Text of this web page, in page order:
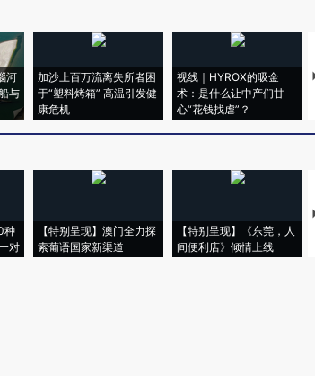
河
与
加沙上百万流离失所者困
于“塑料烤箱” 高温引发健
康危机
视线｜HYROX的吸金
术：是什么让中产们甘
心“花钱找虐”？
种
对
【特别呈现】澳门全力探
索葡语国家新渠道
【特别呈现】《东莞，人
间便利店》倾情上线